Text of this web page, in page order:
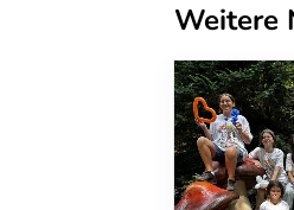
Weitere